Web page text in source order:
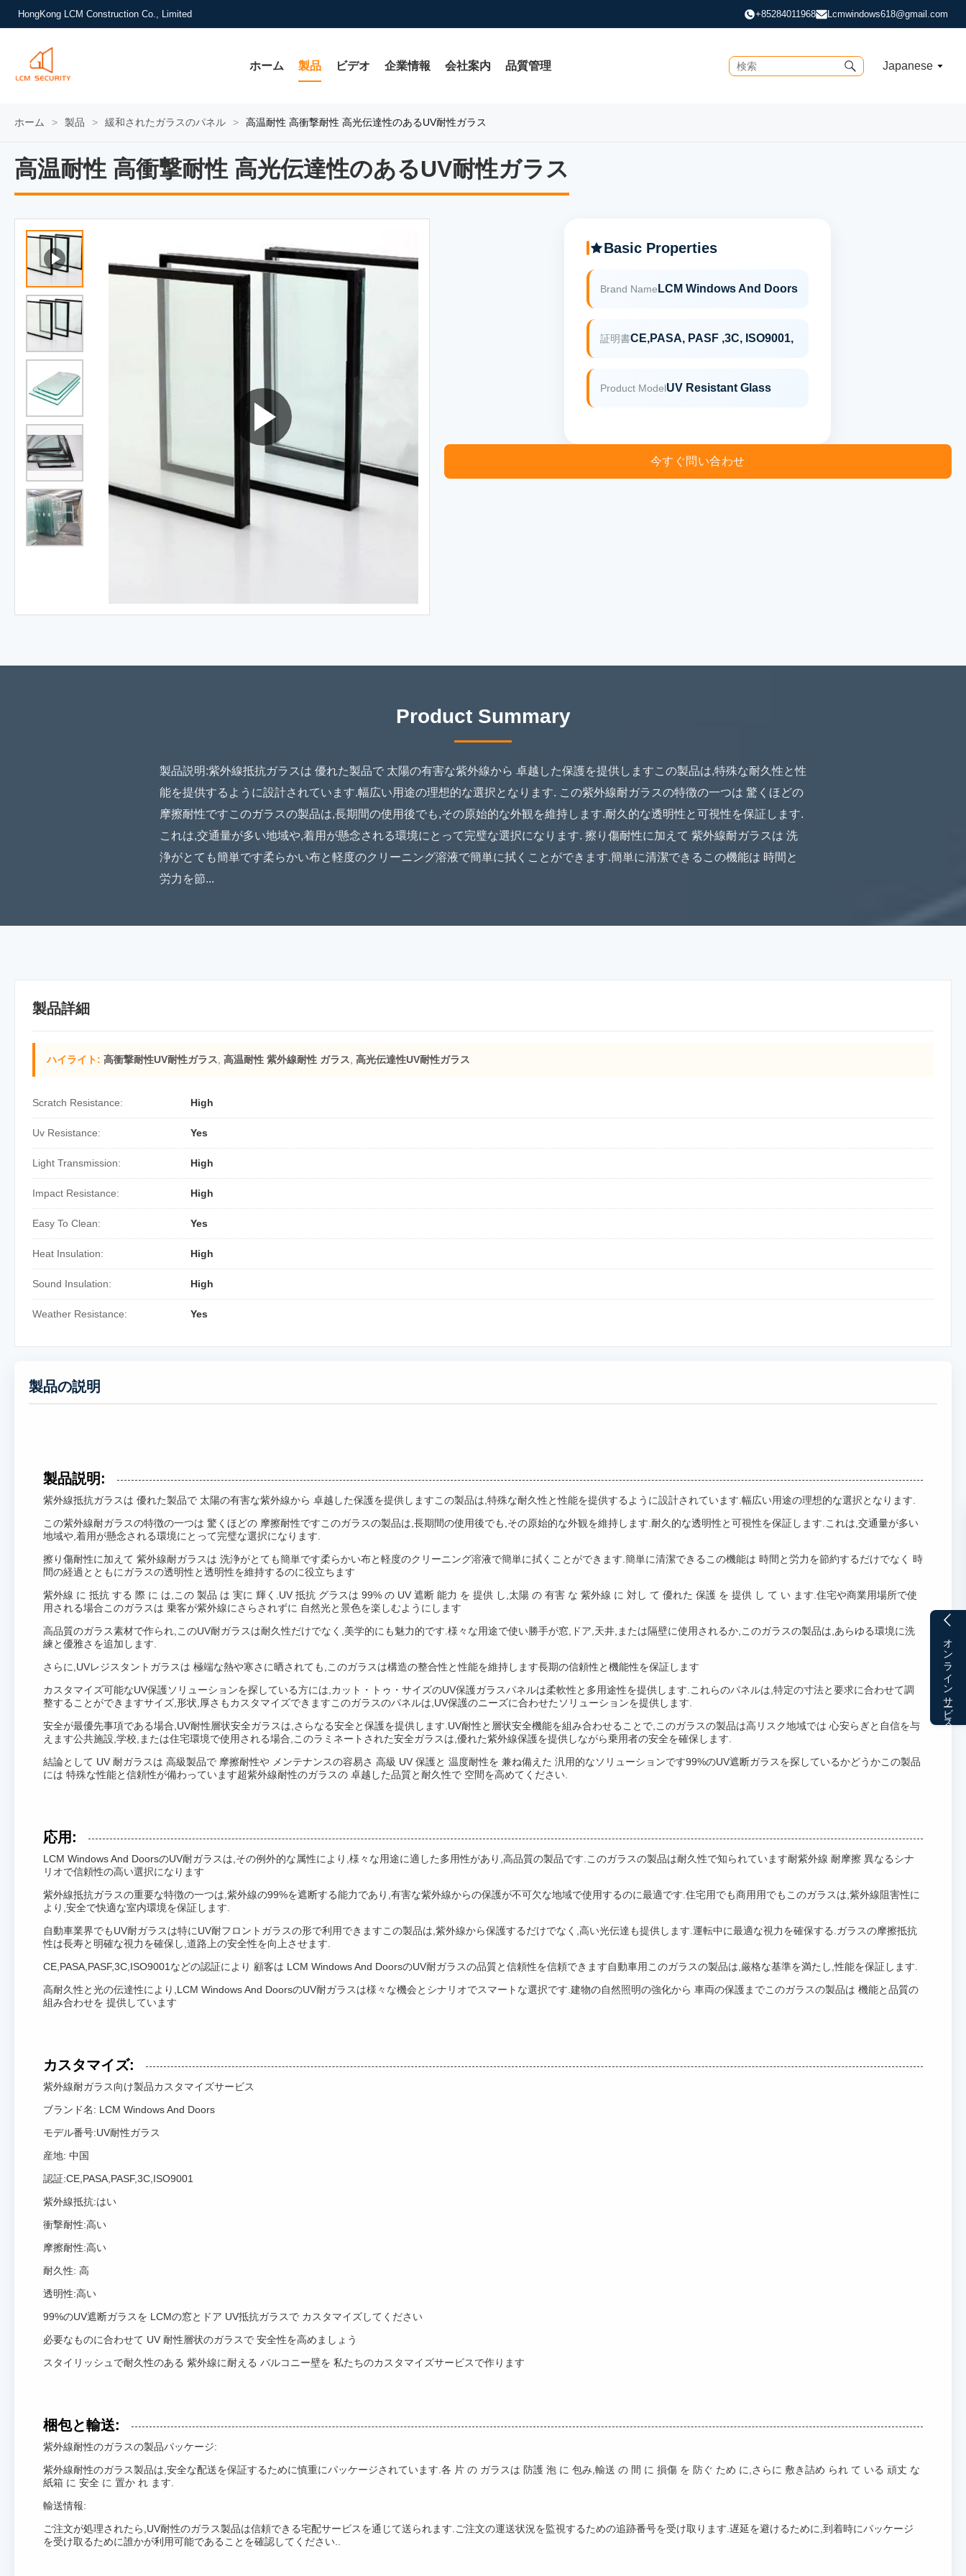
HongKong LCM Construction Co., Limited +85284011968 Lcmwindows618@gmail.com
ホーム 製品 ビデオ 企業情報 会社案内 品質管理 Japanese
オンラインサービス
ホーム > 製品 > 緩和されたガラスのパネル > 高温耐性 高衝撃耐性 高光伝達性のあるUV耐性ガラス
高温耐性 高衝撃耐性 高光伝達性のあるUV耐性ガラス
高温耐性 高衝撃耐性 高光伝達性のあるUV耐性ガラス
Basic Properties
Brand Name LCM Windows And Doors
証明書CE,PASA, PASF ,3C, ISO9001,
Product ModelUV Resistant Glass
今すぐ問い合わせ
Product Summary
製品説明:紫外線抵抗ガラスは 優れた製品で 太陽の有害な紫外線から 卓越した保護を提供しますこの製品は,特殊な耐久性と性
能を提供するように設計されています.幅広い用途の理想的な選択となります. この紫外線耐ガラスの特徴の一つは 驚くほどの
摩擦耐性ですこのガラスの製品は,長期間の使用後でも,その原始的な外観を維持します.耐久的な透明性と可視性を保証します.
これは,交通量が多い地域や,着用が懸念される環境にとって完璧な選択になります. 擦り傷耐性に加えて 紫外線耐ガラスは 洗
浄がとても簡単です柔らかい布と軽度のクリーニング溶液で簡単に拭くことができます.簡単に清潔できるこの機能は 時間と
労力を節...
製品詳細
ハイライト: 高衝撃耐性UV耐性ガラス 高温耐性 紫外線耐性 ガラス 高光伝達性UV耐性ガラス
Scratch Resistance: High
Uv Resistance: Yes
Light Transmission: High
Impact Resistance: High
Easy To Clean: Yes
Heat Insulation: High
Sound Insulation: High
Weather Resistance: Yes
製品の説明
製品説明:
紫外線抵抗ガラスは 優れた製品で 太陽の有害な紫外線から 卓越した保護を提供しますこの製品は,特殊な耐久性と性能を提供するように設計されています.幅広い用途の理想的な選択となります.
この紫外線耐ガラスの特徴の一つは 驚くほどの 摩擦耐性ですこのガラスの製品は,長期間の使用後でも,その原始的な外観を維持します.耐久的な透明性と可視性を保証します.これは,交通量が多い
地域や,着用が懸念される環境にとって完璧な選択になります.
擦り傷耐性に加えて 紫外線耐ガラスは 洗浄がとても簡単です柔らかい布と軽度のクリーニング溶液で簡単に拭くことができます.簡単に清潔できるこの機能は 時間と労力を節約するだけでなく 時
間の経過とともにガラスの透明性と透明性を維持するのに役立ちます
紫外線 に 抵抗 する 際 に は,この 製品 は 実に 輝く.UV 抵抗 グラスは 99% の UV 遮断 能力 を 提供 し,太陽 の 有害 な 紫外線 に 対し て 優れた 保護 を 提供 し て い ます.住宅や商業用場所で使
用される場合このガラスは 乗客が紫外線にさらされずに 自然光と景色を楽しむようにします
高品質のガラス素材で作られ,このUV耐ガラスは耐久性だけでなく,美学的にも魅力的です.様々な用途で使い勝手が窓,ドア,天井,または隔壁に使用されるか,このガラスの製品は,あらゆる環境に洗
練と優雅さを追加します.
さらに,UVレジスタントガラスは 極端な熱や寒さに晒されても,このガラスは構造の整合性と性能を維持します長期の信頼性と機能性を保証します
カスタマイズ可能なUV保護ソリューションを探している方には,カット・トゥ・サイズのUV保護ガラスパネルは柔軟性と多用途性を提供します.これらのパネルは,特定の寸法と要求に合わせて調
整することができますサイズ,形状,厚さもカスタマイズできますこのガラスのパネルは,UV保護のニーズに合わせたソリューションを提供します.
安全が最優先事項である場合,UV耐性層状安全ガラスは,さらなる安全と保護を提供します.UV耐性と層状安全機能を組み合わせることで,このガラスの製品は高リスク地域では 心安らぎと自信を与
えます公共施設,学校,または住宅環境で使用される場合,このラミネートされた安全ガラスは,優れた紫外線保護を提供しながら乗用者の安全を確保します.
結論として UV 耐ガラスは 高級製品で 摩擦耐性や メンテナンスの容易さ 高級 UV 保護と 温度耐性を 兼ね備えた 汎用的なソリューションです99%のUV遮断ガラスを探しているかどうかこの製品
には 特殊な性能と信頼性が備わっています超紫外線耐性のガラスの 卓越した品質と耐久性で 空間を高めてください.
応用:
LCM Windows And DoorsのUV耐ガラスは,その例外的な属性により,様々な用途に適した多用性があり,高品質の製品です.このガラスの製品は耐久性で知られています耐紫外線 耐摩擦 異なるシナ
リオで信頼性の高い選択になります
紫外線抵抗ガラスの重要な特徴の一つは,紫外線の99%を遮断する能力であり,有害な紫外線からの保護が不可欠な地域で使用するのに最適です.住宅用でも商用用でもこのガラスは,紫外線阻害性に
より,安全で快適な室内環境を保証します.
自動車業界でもUV耐ガラスは特にUV耐フロントガラスの形で利用できますこの製品は,紫外線から保護するだけでなく,高い光伝達も提供します.運転中に最適な視力を確保する.ガラスの摩擦抵抗
性は長寿と明確な視力を確保し,道路上の安全性を向上させます.
CE,PASA,PASF,3C,ISO9001などの認証により 顧客は LCM Windows And DoorsのUV耐ガラスの品質と信頼性を信頼できます自動車用このガラスの製品は,厳格な基準を満たし,性能を保証します.
高耐久性と光の伝達性により,LCM Windows And DoorsのUV耐ガラスは様々な機会とシナリオでスマートな選択です.建物の自然照明の強化から 車両の保護までこのガラスの製品は 機能と品質の
組み合わせを 提供しています
カスタマイズ:
紫外線耐ガラス向け製品カスタマイズサービス
ブランド名: LCM Windows And Doors
モデル番号:UV耐性ガラス
産地: 中国
認証:CE,PASA,PASF,3C,ISO9001
紫外線抵抗:はい
衝撃耐性:高い
摩擦耐性:高い
耐久性: 高
透明性:高い
99%のUV遮断ガラスを LCMの窓とドア UV抵抗ガラスで カスタマイズしてください
必要なものに合わせて UV 耐性層状のガラスで 安全性を高めましょう
スタイリッシュで耐久性のある 紫外線に耐える バルコニー壁を 私たちのカスタマイズサービスで作ります
梱包と輸送:
紫外線耐性のガラスの製品パッケージ:
紫外線耐性のガラス製品は,安全な配送を保証するために慎重にパッケージされています.各 片 の ガラスは 防護 泡 に 包み,輸送 の 間 に 損傷 を 防ぐ ため に,さらに 敷き詰め られ て いる 頑丈 な
紙箱 に 安全 に 置か れ ます.
輸送情報:
ご注文が処理されたら,UV耐性のガラス製品は信頼できる宅配サービスを通じて送られます.ご注文の運送状況を監視するための追跡番号を受け取ります.遅延を避けるために,到着時にパッケージ
を受け取るために誰かが利用可能であることを確認してください..